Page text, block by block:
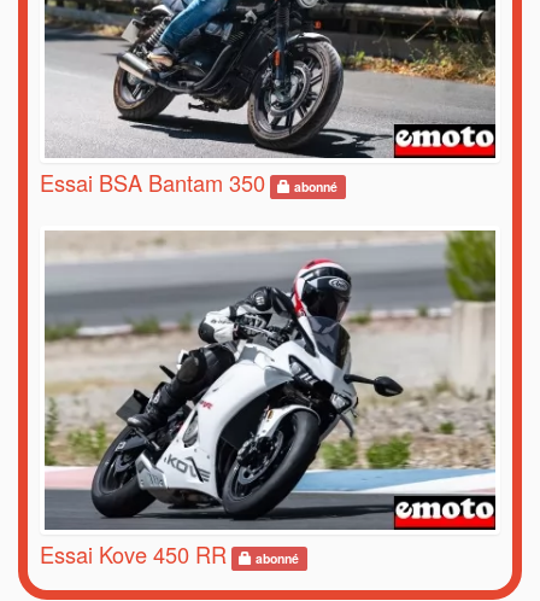
Essai BSA Bantam 350 abonné
Essai Kove 450 RR abonné